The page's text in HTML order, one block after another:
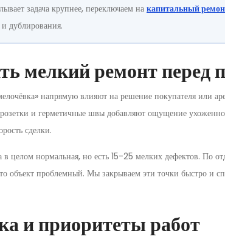
задача крупнее, переключаем накапитальный
дублирования.
мелкий ремонт перед
напрямую влияют на решение покупателя или
и герметичные швы добавляют ощущение
сделки.
в целом нормальная, но есть 15-25 мелких дефектов. По
объект проблемный. Мы закрываем эти точки быстро и
и приоритеты работ